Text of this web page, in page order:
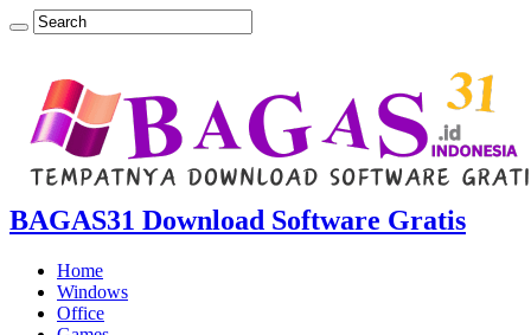
BAGAS31 Download Software Gratis
Home
Windows
Office